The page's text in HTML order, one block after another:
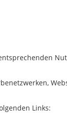
Links: